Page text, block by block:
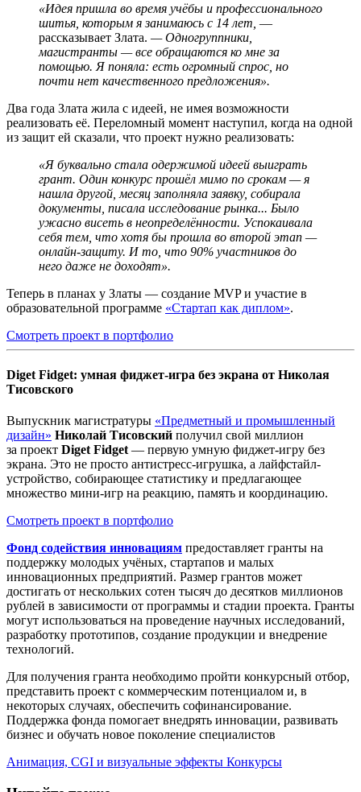
«Идея пришла во время учёбы и профессионального
шитья, которым я занимаюсь с 14 лет, —
рассказывает Злата. — Одногруппники,
магистранты — все обращаются ко мне за
помощью. Я поняла: есть огромный спрос, но
почти нет качественного предложения».
Два года Злата жила с идеей, не имея возможности
реализовать её. Переломный момент наступил, когда на одной
из защит ей сказали, что проект нужно реализовать:
«Я буквально стала одержимой идеей выиграть
грант. Один конкурс прошёл мимо по срокам — я
нашла другой, месяц заполняла заявку, собирала
документы, писала исследование рынка... Было
ужасно висеть в неопределённости. Успокаивала
себя тем, что хотя бы прошла во второй этап —
онлайн-защиту. И то, что 90% участников до
него даже не доходят».
Теперь в планах у Златы — создание MVP и участие в
образовательной программе «Стартап как диплом».
Смотреть проект в портфолио
Diget Fidget: умная фиджет-игра без экрана от Николая
Тисовского
Выпускник магистратуры «Предметный и промышленный
дизайн» Николай Тисовский получил свой миллион
за проект Diget Fidget— первую умную фиджет-игру без
экрана. Это не просто антистресс-игрушка, а лайфстайл-
устройство, собирающее статистику и предлагающее
множество мини-игр на реакцию, память и координацию.
Смотреть проект в портфолио
Фонд содействия инновациям предоставляет гранты на
поддержку молодых учёных, стартапов и малых
инновационных предприятий. Размер грантов может
достигать от нескольких сотен тысяч до десятков миллионов
рублей в зависимости от программы и стадии проекта. Гранты
могут использоваться на проведение научных исследований,
разработку прототипов, создание продукции и внедрение
технологий.
Для получения гранта необходимо пройти конкурсный отбор,
представить проект с коммерческим потенциалом и, в
некоторых случаях, обеспечить софинансирование.
Поддержка фонда помогает внедрять инновации, развивать
бизнес и обучать новое поколение специалистов
Анимация, CGI и визуальные эффекты Конкурсы